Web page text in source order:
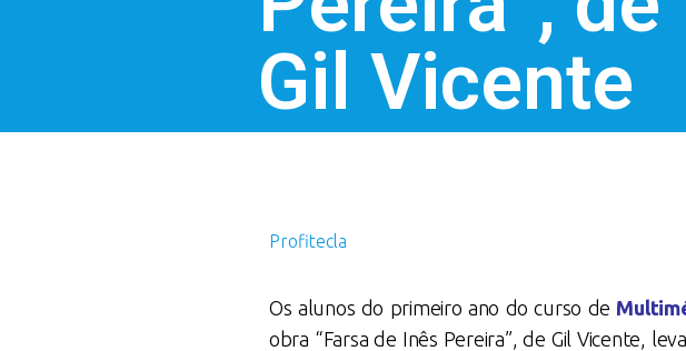
Gil Vicente
Profitecla
Os alunos do primeiro ano do curso de
obra “Farsa de Inês Pereira”, de Gil Vicente,